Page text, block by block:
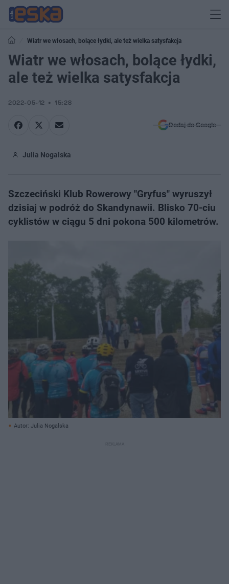
Wiatr we włosach, bolące łydki, ale też wielka satysfakcja
Wiatr we włosach, bolące łydki,
ale też wielka satysfakcja
2022-05-12 15:28
Dodaj do Google
Julia Nogalska
Szczeciński Klub Rowerowy "Gryfus" wyruszył
dzisiaj w podróż do Skandynawii. Blisko 70-ciu
cyklistów w ciągu 5 dni pokona 500 kilometrów.
Autor: Julia Nogalska